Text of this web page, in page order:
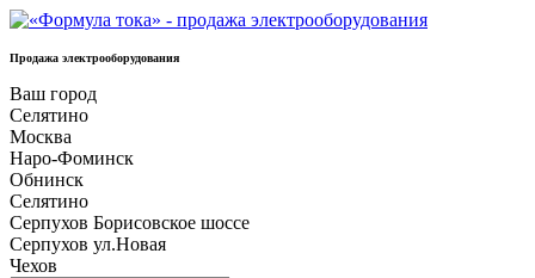
Продажа электрооборудования
Ваш город
Селятино
Москва
Наро-Фоминск
Обнинск
Селятино
Серпухов Борисовское шоссе
Серпухов ул.Новая
Чехов